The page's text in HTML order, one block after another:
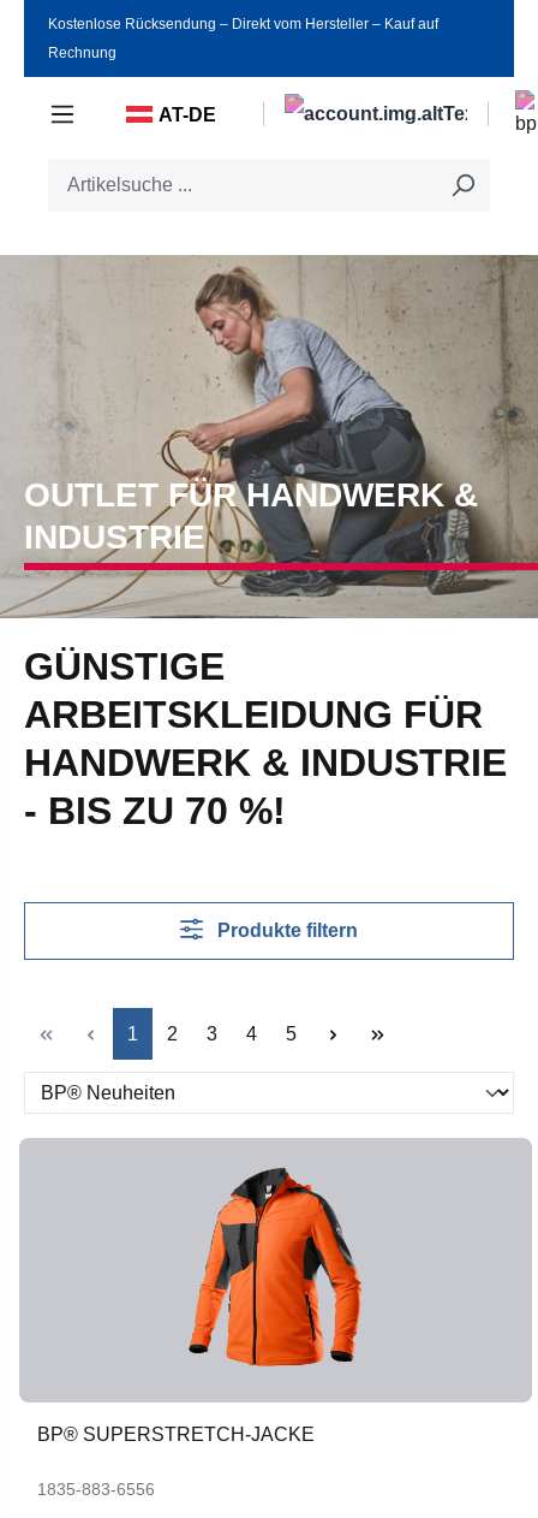
Zum Hauptinhalt springen
Kostenlose Rücksendung ‒ Direkt vom Hersteller ‒ Kauf auf
Rechnung
AT-DE
OUTLET FÜR HANDWERK &
INDUSTRIE
GÜNSTIGE
ARBEITSKLEIDUNG FÜR
HANDWERK & INDUSTRIE
- BIS ZU 70 %!
Produkte filtern
Seite
1 Seite
2 Seite
3 Seite
4 Seite
5
BP® SUPERSTRETCH-JACKE
1835-883-6556